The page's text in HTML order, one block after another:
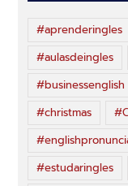
#aprenderingles
#aulasdeingles
#businessenglish
#christmas
#estudaringles